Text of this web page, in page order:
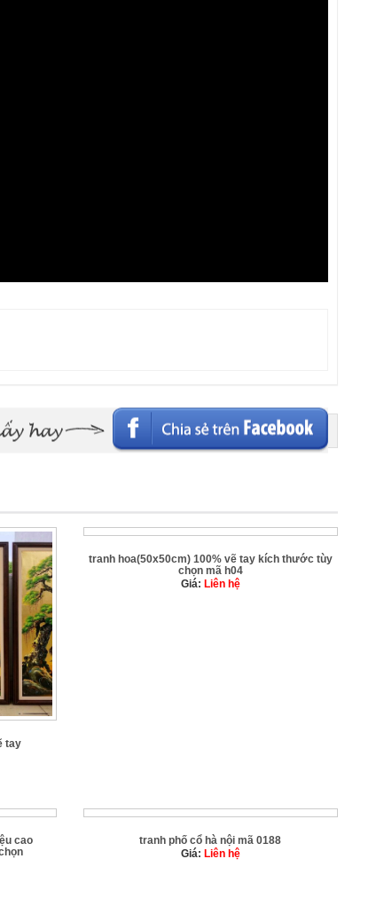
tay
tranh hoa(50x50cm) 100% vẽ tay kích thước tùy
chọn mã h04
Giá: Liên hệ
cao
tranh phố cổ hà nội mã 0188
Giá: Liên hệ